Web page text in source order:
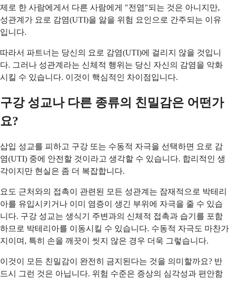
제로 한 사람에게서 다른 사람에게 "전염"되는 것은 아니지만,
성관계가 요로 감염(UTI)을 앓을 위험 요인으로 간주되는 이유
입니다.
따라서 파트너는 당신의 요로 감염(UTI)에 걸리지 않을 것입니
다. 그러나 성관계라는 신체적 행위는 당신 자신의 감염을 악화
시킬 수 있습니다. 이것이 핵심적인 차이점입니다.
구강 성교나 다른 종류의 친밀감은 어떤가
요?
삽입 성교를 피하고 구강 또는 수동적 자극을 선택하면 요로 감
염(UTI) 중에 안전할 것이라고 생각할 수 있습니다. 합리적인 생
각이지만 현실은 좀 더 복잡합니다.
요도 근처와의 접촉이 관련된 모든 성관계는 잠재적으로 박테리
아를 유입시키거나 이미 염증이 생긴 부위에 자극을 줄 수 있습
니다. 구강 성교는 생식기 주변과의 신체적 접촉과 습기를 포함
하므로 박테리아를 이동시킬 수 있습니다. 수동적 자극도 마찬가
지이며, 특히 손을 깨끗이 씻지 않은 경우 더욱 그렇습니다.
이것이 모든 친밀감이 완전히 금지된다는 것을 의미할까요? 반
드시 그런 것은 아닙니다. 위험 수준은 증상의 심각성과 편안함